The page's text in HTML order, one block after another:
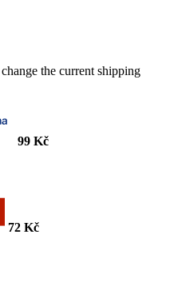
the current shipping
99 Kč
72 Kč